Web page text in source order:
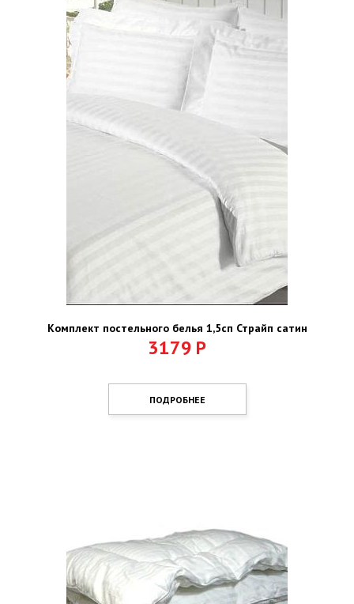
Комплект постельного белья 1,5сп Страйп сатин
3179 Р
ПОДРОБНЕЕ